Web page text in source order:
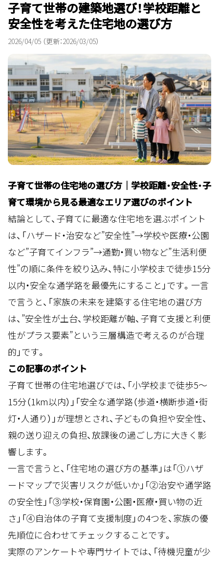
子育て世帯の建築地選び！学校距離と
安全性を考えた住宅地の選び方
2026/04/05 （更新：2026/03/05）
子育て世帯の住宅地の選び方｜学校距離・安全性・子
育て環境から見る最適なエリア選びのポイント
結論として、子育てに最適な住宅地を選ぶポイント
は、「ハザード・治安など”安全性”→学校や医療・公園
など”子育てインフラ”→通勤・買い物など”生活利便
性”の順に条件を絞り込み、特に小学校まで徒歩15分
以内・安全な通学路を最優先にすること」です。一言
で言うと、「家族の未来を建築する住宅地の選び方
は、”安全性が土台、学校距離が軸、子育て支援と利便
性がプラス要素”という三層構造で考えるのが合理
的」です。
この記事のポイント
子育て世帯の住宅地選びでは、「小学校まで徒歩5〜
15分（1km以内）」「安全な通学路（歩道・横断歩道・街
灯・人通り）」が理想とされ、子どもの負担や安全性、
親の送り迎えの負担、放課後の過ごし方に大きく影
響します。
一言で言うと、「住宅地の選び方の基準」は「①ハザ
ードマップで災害リスクが低いか」「②治安や通学路
の安全性」「③学校・保育園・公園・医療・買い物の近
さ」「④自治体の子育て支援制度」の4つを、家族の優
先順位に合わせてチェックすることです。
実際のアンケートや専門サイトでは、「待機児童が少